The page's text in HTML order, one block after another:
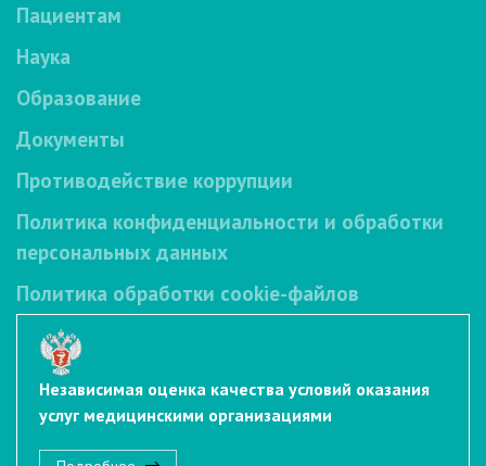
Пациентам
Наука
Образование
Документы
Противодействие коррупции
Политика конфиденциальности и обработки
персональных данных
Политика обработки cookie-файлов
Независимая оценка качества условий оказания
услуг медицинскими организациями